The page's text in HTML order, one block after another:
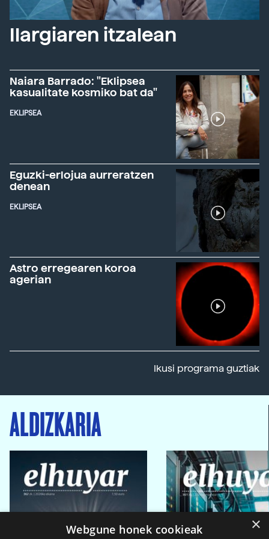
Ilargiaren itzalean
Naiara Barrado: "Eklipsea
kasualitate kosmiko bat da"
EKLIPSEA
Eguzki-erlojua aurreratzen
denean
EKLIPSEA
Astro erregearen koroa
agerian
Ikusi programa guztiak
ALDIZKARIA
×
Webgune honek cookieak